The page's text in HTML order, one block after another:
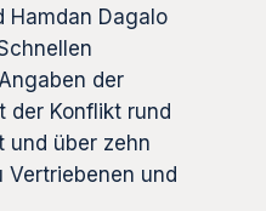
Hamdan Dagalo
der
der Konflikt rund
und über zehn
Vertriebenen und